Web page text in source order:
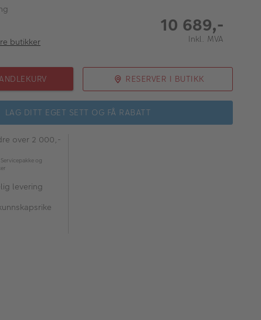
butikker
10 689,-
Inkl. MVA
RESERVER I BUTIKK
LAG DITT EGET SETT OG FÅ RABATT
over 2 000,-
og
levering